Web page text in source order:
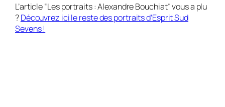
L’article “Les portraits : Alexandre Bouchiat” vous a plu
?Découvrez ici le reste des portraits d’Esprit Sud
Sevens !